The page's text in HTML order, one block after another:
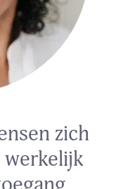
zich
werkelijk